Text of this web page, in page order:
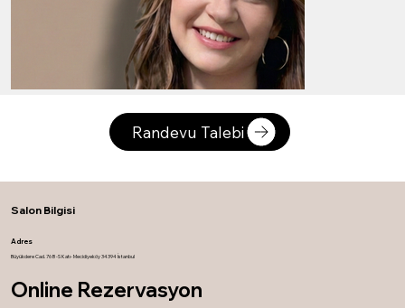
Randevu Talebi
Salon Bilgisi
Adres
Büyükdere Cad. 76 B -S Katı- Mecidiyeköy 34394 İstanbul
Online Rezervasyon